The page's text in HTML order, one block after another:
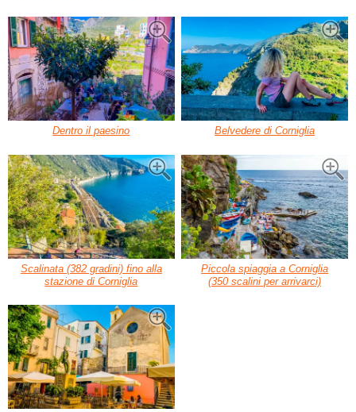
Dentro il paesino Belvedere di Corniglia
Scalinata (382 gradini) fino alla
stazione di Corniglia
Piccola spiaggia a Corniglia
(350 scalini per arrivarci)